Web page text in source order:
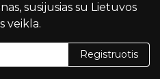
susijusias su Lietuvos
veikla.
Registruotis